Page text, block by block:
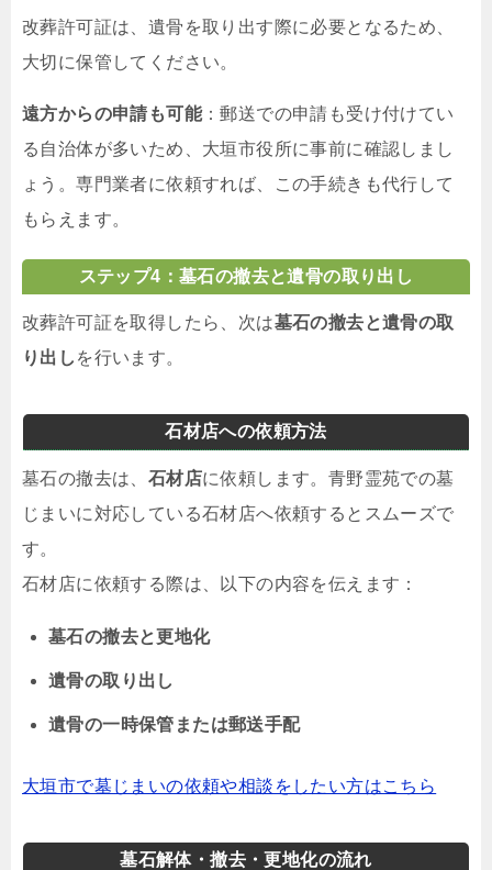
改葬許可証は、遺骨を取り出す際に必要となるため、
大切に保管してください。
遠方からの申請も可能：郵送での申請も受け付けてい
る自治体が多いため、大垣市役所に事前に確認しまし
ょう。専門業者に依頼すれば、この手続きも代行して
もらえます。
ステップ4：墓石の撤去と遺骨の取り出し
改葬許可証を取得したら、次は墓石の撤去と遺骨の取
り出し を行います。
石材店への依頼方法
墓石の撤去は、 石材店に依頼します。青野霊苑での墓
じまいに対応している石材店へ依頼するとスムーズで
す。
石材店に依頼する際は、以下の内容を伝えます：
墓石の撤去と更地化
遺骨の取り出し
遺骨の一時保管または郵送手配
大垣市で墓じまいの依頼や相談をしたい方はこちら
墓石解体・撤去・更地化の流れ